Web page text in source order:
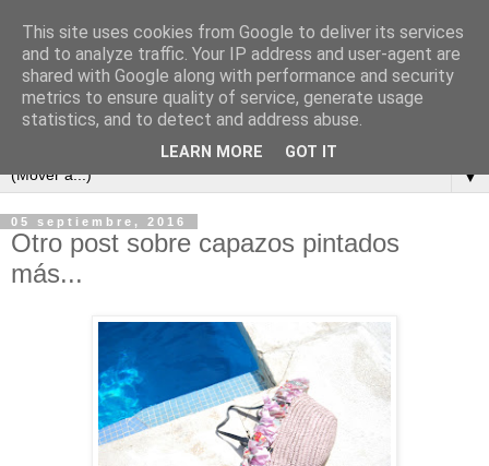
▼
05 septiembre, 2016
Otro post sobre capazos pintados
más...
This site uses cookies from Google to deliver its services
and to analyze traffic. Your IP address and user-agent are
shared with Google along with performance and security
metrics to ensure quality of service, generate usage
statistics, and to detect and address abuse.
LEARN MORE GOT IT